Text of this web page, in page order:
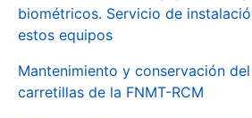
biométricos. Servicio de
estos equipos
Mantenimiento y conservación
carretillas de la FNMT-RCM